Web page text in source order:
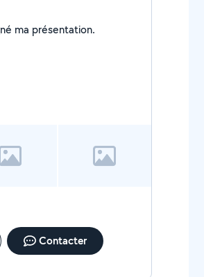
Je n'ai pas encore renseigné ma présentation.
Contacter